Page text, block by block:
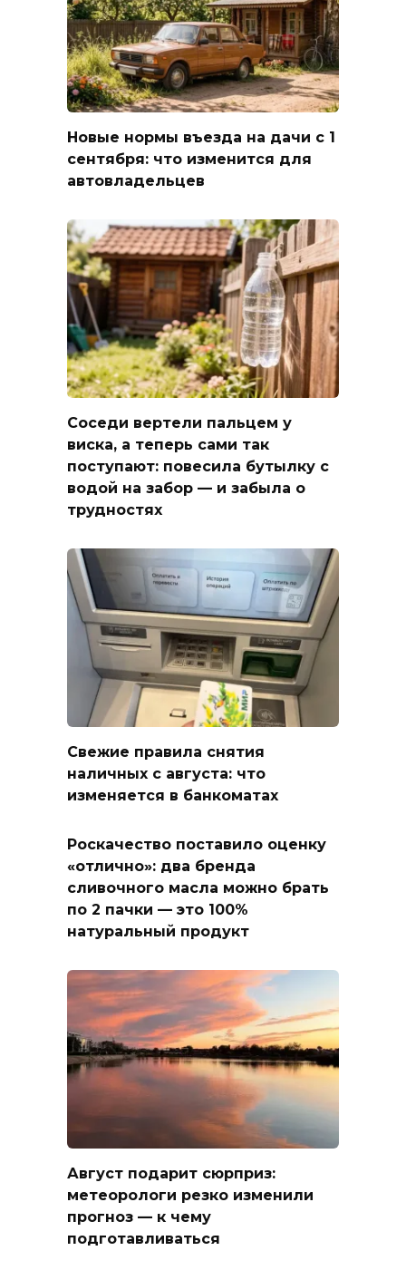
Новые нормы въезда на дачи с 1
сентября: что изменится для
автовладельцев
Соседи вертели пальцем у
виска, а теперь сами так
поступают: повесила бутылку с
водой на забор — и забыла о
трудностях
Свежие правила снятия
наличных с августа: что
изменяется в банкоматах
Роскачество поставило оценку
«отлично»: два бренда
сливочного масла можно брать
по 2 пачки — это 100%
натуральный продукт
Август подарит сюрприз:
метеорологи резко изменили
прогноз — к чему
подготавливаться